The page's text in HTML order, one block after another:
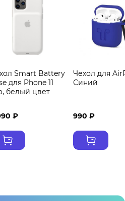
Smart Battery
для Phone 11
белый цвет
₽
Чехол для
Синий
990 ₽